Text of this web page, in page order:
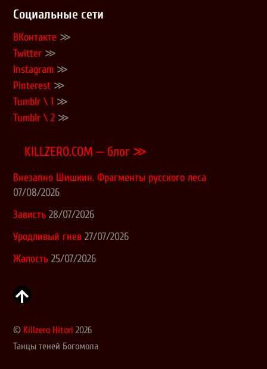
Социальные сети
ВКонтакте ≫
Twitter ≫
Instagram ≫
Pinterest ≫
Tumblr \ 1 ≫
Tumblr \ 2 ≫
KILLZERO.COM — блог ≫
Внезапно Шишкин. Фрагменты русского леса
07/08/2026
Зависть 28/07/2026
Уродливый гнев 27/07/2026
Жалость 25/07/2026
© Killzero Hitori 2026
Танцы теней Богомола